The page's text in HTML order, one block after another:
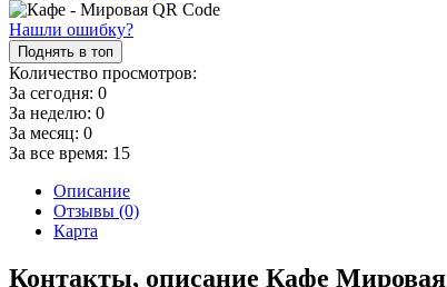
Нашли ошибку?
Поднять в топ
Количество просмотров:
За сегодня: 0
За неделю: 0
За месяц: 0
За все время: 15
Описание
Отзывы (0)
Карта
Контакты, описание Кафе Мировая